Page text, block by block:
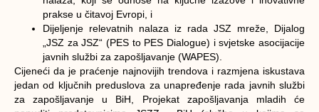
prakse u čitavoj Evropi, i
Dijeljenje relevatnih nalaza iz rada JSZ mreže, Dijalog
„JSZ za JSZ“ (PES to PES Dialogue) i svjetske asocijacije
javnih službi za zapošljavanje (WAPES).
Cijeneći da je praćenje najnovijih trendova i razmjena iskustava
jedan od ključnih preduslova za unapređenje rada javnih službi
za zapošljavanje u BiH, Projekat zapošljavanja mladih će